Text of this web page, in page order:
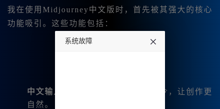
我在使用Midjourney中文版时，首先被其强大的核心
功能吸引。这些功能包括：
中文输入
：支持直接用中文输入指令，让创作更
自然。
系统故障